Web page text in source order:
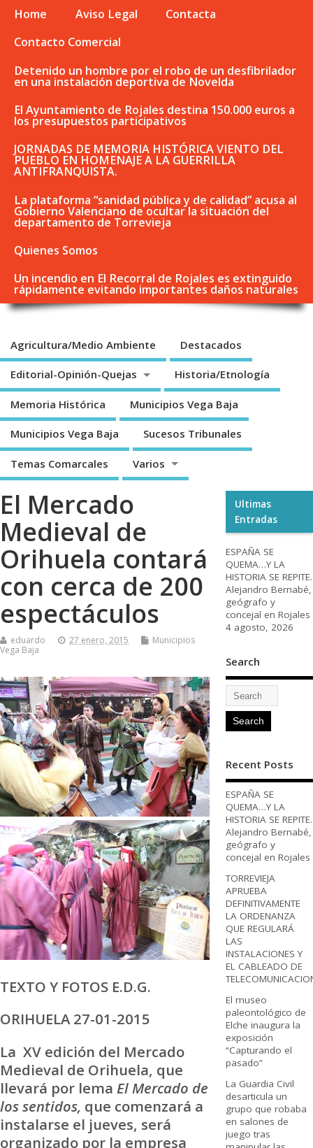
Home Aviso Legal
Contacta
Contacto Comercial
Detenido un hombre por el robo de un desfibrilador
en una instalación deportiva de Novelda
El Ayuntamiento de Rojales destina 150.000 euros a
los presupuestos participativos
JORNADAS DE MEMORIA HISTÓRICA VIENTO DEL
PUEBLO EN HOMENAJE A LA GUERRILLA
ANTIFRANQUISTA.
La plataforma “sanidad pública y de calidad” acusa al
Gobierno Valenciano de ocultar la situación del
departamento de Torrevieja
Quienes Somos
Un incendio en El Recorral de Rojales es extinguido
rápidamente evitando importantes daños naturales
Agricultura/Medio Ambiente Destacados
Editorial-Opinión-Quejas Historia/Etnología
Memoria Histórica Municipios Vega Baja
Municipios Vega Baja Sucesos Tribunales
Temas Comarcales Varios
El Mercado
Medieval de
Orihuela contará
con cerca de 200
espectáculos
eduardo 27 enero, 2015
Municipios
Vega Baja
TEXTO Y FOTOS E.D.G.
ORIHUELA 27-01-2015
La XV edición del Mercado
Medieval de Orihuela, que
llevará por lema El Mercado de
los sentidos, que comenzará a
instalarse el jueves, será
organizado por la empresa
Ultimas
Entradas
ESPAÑA SE
QUEMA…Y LA
HISTORIA SE REPITE.
Alejandro Bernabé,
geógrafo y
concejal en Rojales
4 agosto, 2026
Search
Recent Posts
ESPAÑA SE
QUEMA…Y LA
HISTORIA SE REPITE.
Alejandro Bernabé,
geógrafo y
concejal en Rojales
TORREVIEJA
APRUEBA
DEFINITIVAMENTE
LA ORDENANZA
QUE REGULARÁ
LAS
INSTALACIONES Y
EL CABLEADO DE
El museo
paleontológico de
Elche inaugura la
exposición
“Capturando el
pasado”
La Guardia Civil
desarticula un
grupo que robaba
en salones de
juego tras